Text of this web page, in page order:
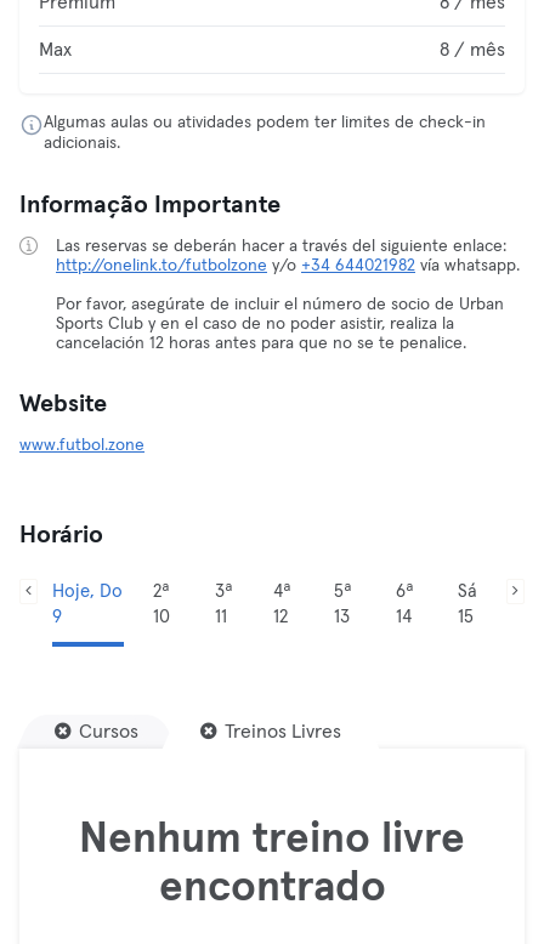
Max 8 / mês
Algumas aulas ou atividades podem ter limites de check-in
adicionais.
Informação Importante
Las reservas se deberán hacer a través del siguiente enlace:
http://onelink.to/futbolzone y/o +34 644021982 vía whatsapp.
Por favor, asegúrate de incluir el número de socio de Urban
Sports Club y en el caso de no poder asistir, realiza la
cancelación 12 horas antes para que no se te penalice.
Website
www.futbol.zone
Horário
Hoje, Do
9
2ª
10
3ª
11
4ª
12
5ª
13
6ª
14
Sá
15
Cursos Treinos Livres
Nenhum treino livre
encontrado